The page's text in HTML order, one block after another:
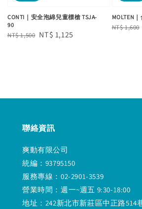
CONTI｜安全泡綿兒童標槍 TSJA-
90
Regular
NT$ 1,500 Sale
NT$ 1,125
MOLTEN
Regular
NT$ 1,600
聯絡資訊
爽動有限公司
統編：93795150
服務專線：02-2901-3539
營業時間：週一~週五 9:30-18:00
地址：242新北市新莊區中正路514